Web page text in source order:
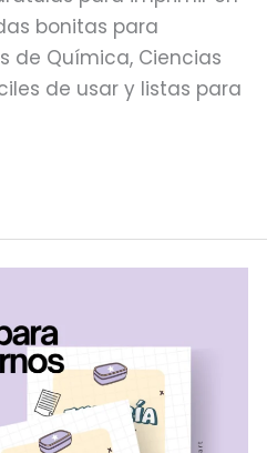
bonitas para
de Química, Ciencias
de usar y listas para